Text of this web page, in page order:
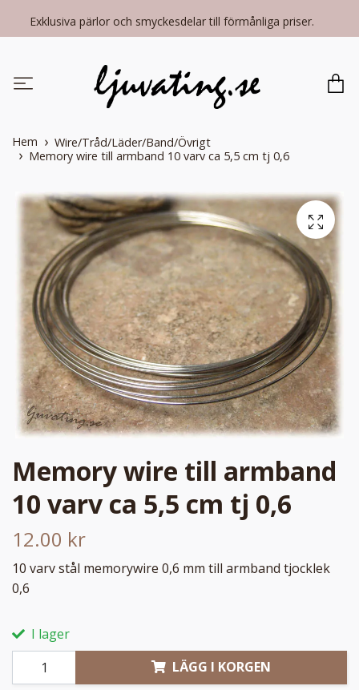
Exklusiva pärlor och smyckesdelar till förmånliga priser.
Hem
Wire/Tråd/Läder/Band/Övrigt
Memory wire till armband 10 varv ca 5,5 cm tj 0,6
Memory wire till armband
10 varv ca 5,5 cm tj 0,6
12.00 kr
10 varv stål memorywire 0,6 mm till armband tjocklek
0,6
I lager
LÄGG I KORGEN